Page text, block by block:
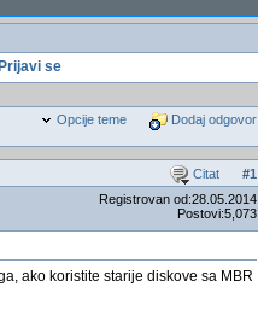
se
Opcije teme Dodaj odgovor
Citat #1
Registrovan od:28.05.2014
Postovi:5,073
ako koristite starije diskove sa MBR